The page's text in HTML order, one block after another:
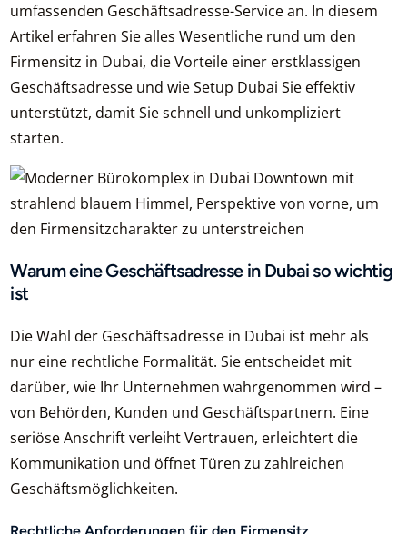
umfassenden Geschäftsadresse-Service an. In diesem
Artikel erfahren Sie alles Wesentliche rund um den
Firmensitz in Dubai, die Vorteile einer erstklassigen
Geschäftsadresse und wie Setup Dubai Sie effektiv
unterstützt, damit Sie schnell und unkompliziert
starten.
Warum eine Geschäftsadresse in Dubai so wichtig
ist
Die Wahl der Geschäftsadresse in Dubai ist mehr als
nur eine rechtliche Formalität. Sie entscheidet mit
darüber, wie Ihr Unternehmen wahrgenommen wird –
von Behörden, Kunden und Geschäftspartnern. Eine
seriöse Anschrift verleiht Vertrauen, erleichtert die
Kommunikation und öffnet Türen zu zahlreichen
Geschäftsmöglichkeiten.
Rechtliche Anforderungen für den Firmensitz